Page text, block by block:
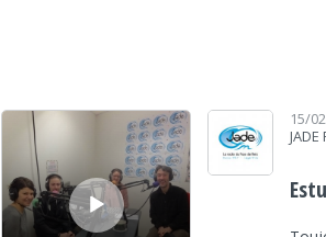
Lecteur audio
15/
JADE